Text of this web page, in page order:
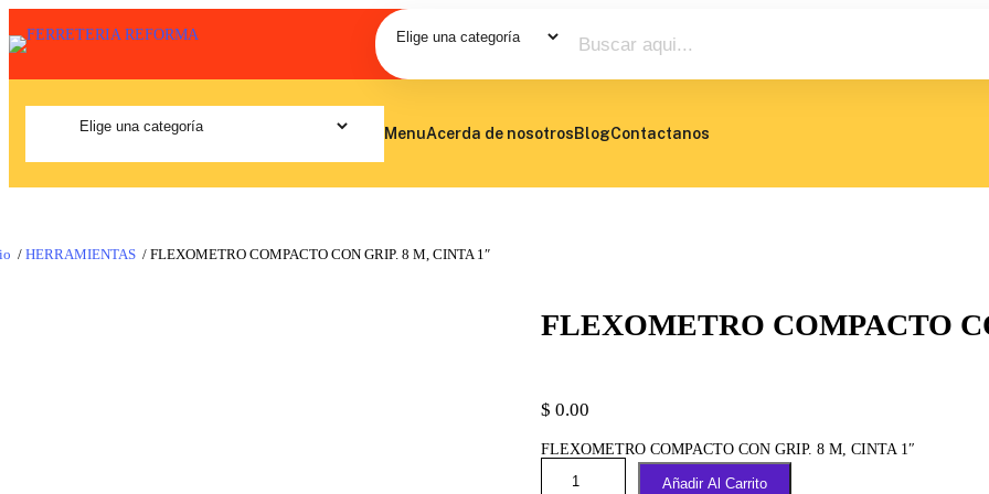
MenuAcerda de nosotrosBlogContactanos
/ HERRAMIENTAS / FLEXOMETRO COMPACTO CON GRIP. 8 M, CINTA 1″
FLEXOMETRO COMPACTO
$ 0.00
FLEXOMETRO COMPACTO CON GRIP. 8 M, CINTA 1″
Añadir Al Carrito